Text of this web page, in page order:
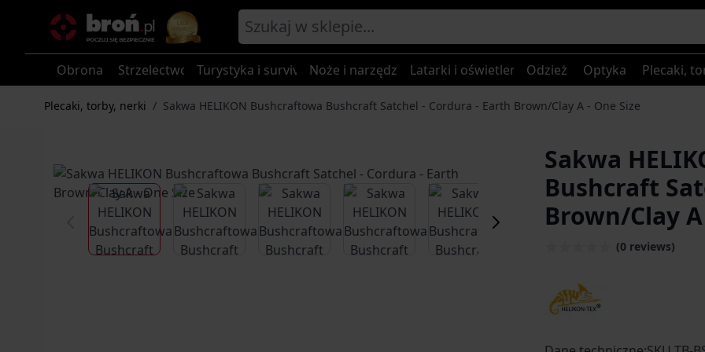
Obrona Strzelectwo Turystyka i survival Noże i narzędzia Latarki i oświetlenieOdzież Optyka Plecaki,
Plecaki, torby, nerki / Sakwa HELIKON Bushcraftowa Bushcraft Satchel - Cordura - Earth Brown/Clay A - One Size
Sakwa
Bushcraft
Brown/Clay
(0 reviews)
View larger imageView larger imageView larger imageView larger imageView larger imageView larger imageView larger